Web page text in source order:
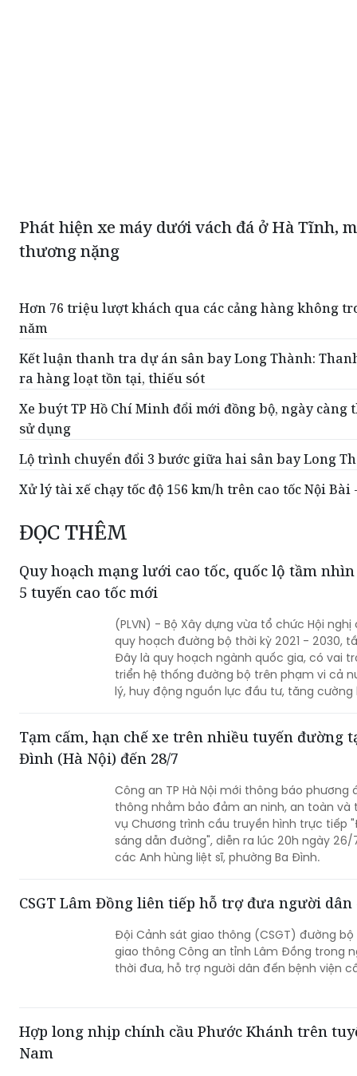
Phát hiện xe máy dưới vách đá ở Hà Tĩnh,
thương nặng
Hơn 76 triệu lượt khách qua các cảng hàng không
năm
Kết luận thanh tra dự án sân bay Long Thành:
ra hàng loạt tồn tại, thiếu sót
Xe buýt TP Hồ Chí Minh đổi mới đồng bộ, ngày
sử dụng
Lộ trình chuyển đổi 3 bước giữa hai sân bay Long
Xử lý tài xế chạy tốc độ 156 km/h trên cao tốc Nội Bài
ĐỌC THÊM
Quy hoạch mạng lưới cao tốc, quốc lộ tầm nhìn
5 tuyến cao tốc mới
(PLVN) - Bộ Xây dựng vừa tổ chức Hội
quy hoạch đường bộ thời kỳ 2021 - 2030,
Đây là quy hoạch ngành quốc gia, có vai
triển hệ thống đường bộ trên phạm vi cả
lý, huy động nguồn lực đầu tư, tăng
Tạm cấm, hạn chế xe trên nhiều tuyến đường
Đình (Hà Nội) đến 28/7
Công an TP Hà Nội mới thông báo phương
thông nhằm bảo đảm an ninh, an toàn
vụ Chương trình cầu truyền hình trực tiếp
sáng dẫn đường", diễn ra lúc 20h ngày
các Anh hùng liệt sĩ, phường Ba Đình.
CSGT Lâm Đồng liên tiếp hỗ trợ đưa người dân
Đội Cảnh sát giao thông (CSGT) đường bộ
giao thông Công an tỉnh Lâm Đồng trong
thời đưa, hỗ trợ người dân đến bệnh viện
Hợp long nhịp chính cầu Phước Khánh trên
Nam